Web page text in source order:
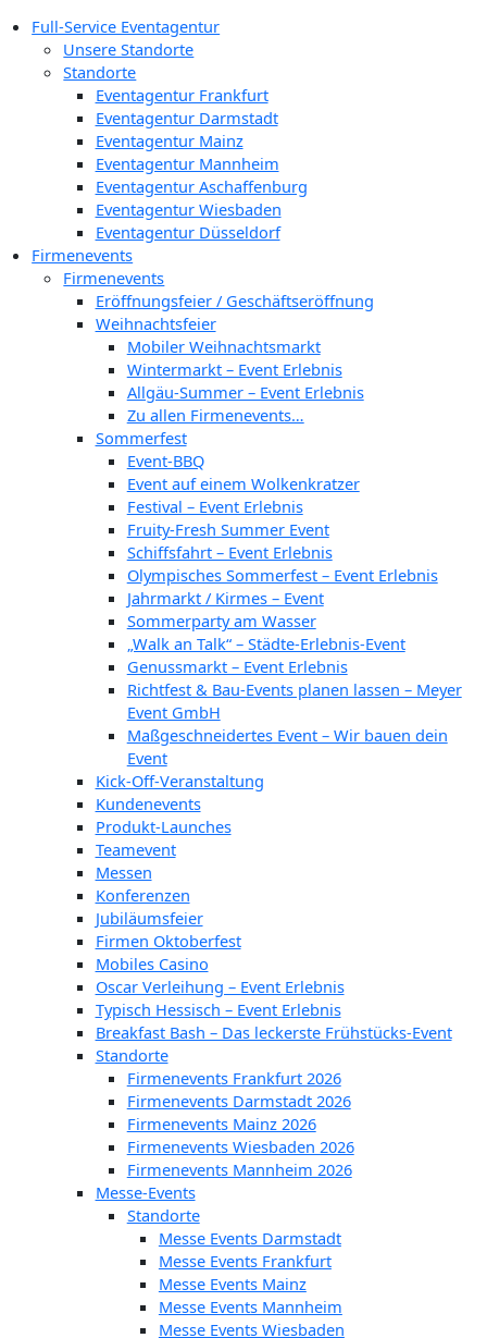
Full-Service Eventagentur
Unsere Standorte
Standorte
Eventagentur Frankfurt
Eventagentur Darmstadt
Eventagentur Mainz
Eventagentur Mannheim
Eventagentur Aschaffenburg
Eventagentur Wiesbaden
Eventagentur Düsseldorf
Firmenevents
Firmenevents
Eröffnungsfeier / Geschäftseröffnung
Weihnachtsfeier
Mobiler Weihnachtsmarkt
Wintermarkt – Event Erlebnis
Allgäu-Summer – Event Erlebnis
Zu allen Firmenevents…
Sommerfest
Event-BBQ
Event auf einem Wolkenkratzer
Festival – Event Erlebnis
Fruity-Fresh Summer Event
Schiffsfahrt – Event Erlebnis
Olympisches Sommerfest – Event Erlebnis
Jahrmarkt / Kirmes – Event
Sommerparty am Wasser
„Walk an Talk“ – Städte-Erlebnis-Event
Genussmarkt – Event Erlebnis
Richtfest & Bau-Events planen lassen – Meyer
Event GmbH
Maßgeschneidertes Event – Wir bauen dein
Event
Kick-Off-Veranstaltung
Kundenevents
Produkt-Launches
Teamevent
Messen
Konferenzen
Jubiläumsfeier
Firmen Oktoberfest
Mobiles Casino
Oscar Verleihung – Event Erlebnis
Typisch Hessisch – Event Erlebnis
Breakfast Bash – Das leckerste Frühstücks-Event
Standorte
Firmenevents Frankfurt 2026
Firmenevents Darmstadt 2026
Firmenevents Mainz 2026
Firmenevents Wiesbaden 2026
Firmenevents Mannheim 2026
Messe-Events
Standorte
Messe Events Darmstadt
Messe Events Frankfurt
Messe Events Mainz
Messe Events Mannheim
Messe Events Wiesbaden